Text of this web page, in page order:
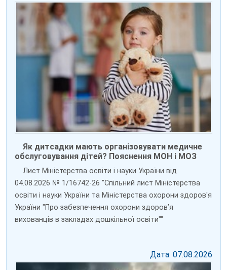
Як дитсадки мають організовувати медичне
обслуговування дітей? Пояснення МОН і МОЗ
Лист Міністерства освіти і науки України від
04.08.2026 № 1/16742-26 "Спільний лист Міністерства
освіти і науки України та Міністерства охорони здоров'я
України "Про забезпечення охорони здоров’я
вихованців в закладах дошкільної освіти""
Дата: 07.08.2026